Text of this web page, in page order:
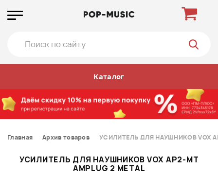
Каталог
Главная Архив товаров УСИЛИТЕЛЬ ДЛЯ НАУШНИКОВ VOX
УСИЛИТЕЛЬ ДЛЯ НАУШНИКОВ VOX AP2-MT
AMPLUG 2 METAL